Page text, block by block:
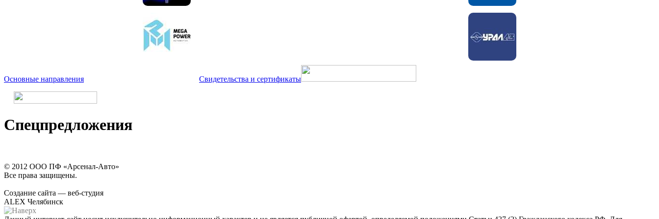
Основные направления Свидетельства и сертификаты
Спецпредложения
© 2012 ООО ПФ «Арсенал-Авто»
Все права защищены.
Создание сайта — веб-студия
ALEX Челябинск